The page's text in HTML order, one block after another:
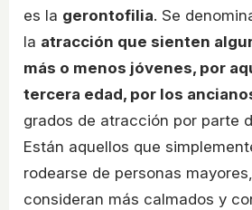
es la gerontofilia. Se
la atracción que sienten
más o menos jóvenes, por
tercera edad, por los
grados de atracción por parte
Están aquellos que
rodearse de personas
consideran más calmados y